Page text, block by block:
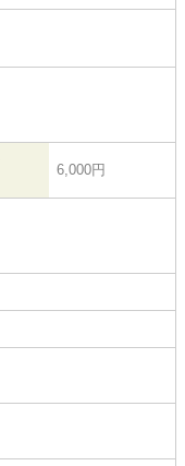
6,000円